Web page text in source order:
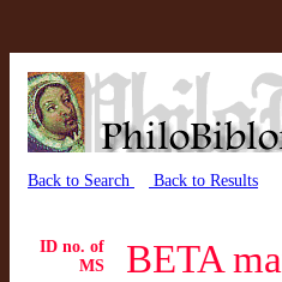
Back to Search Back to Results
ID no. of
MS
BETA